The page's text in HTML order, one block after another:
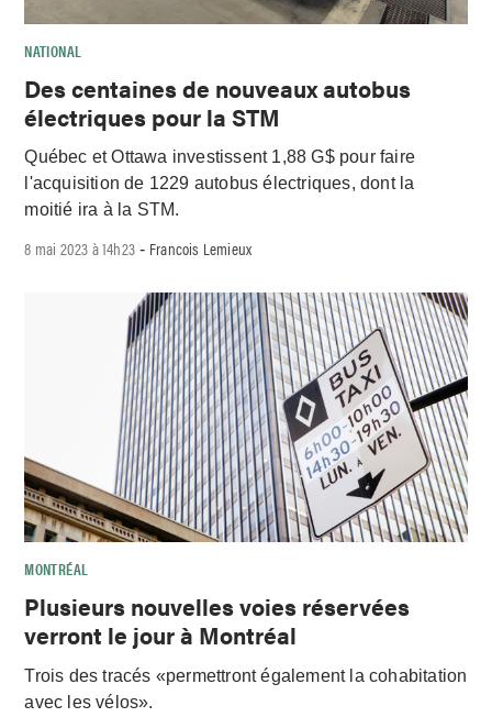
NATIONAL
Des centaines de nouveaux autobus
électriques pour la STM
Québec et Ottawa investissent 1,88 G$ pour faire
l'acquisition de 1229 autobus électriques, dont la
moitié ira à la STM.
8 mai 2023 à 14h23 - Francois Lemieux
MONTRÉAL
Plusieurs nouvelles voies réservées
verront le jour à Montréal
Trois des tracés «permettront également la cohabitation
avec les vélos».